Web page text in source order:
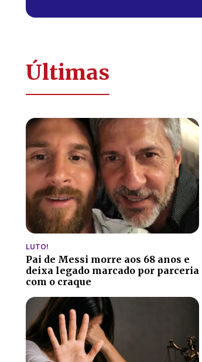
Últimas
LUTO!
Pai de Messi morre aos 68 anos e
deixa legado marcado por parceria
com o craque